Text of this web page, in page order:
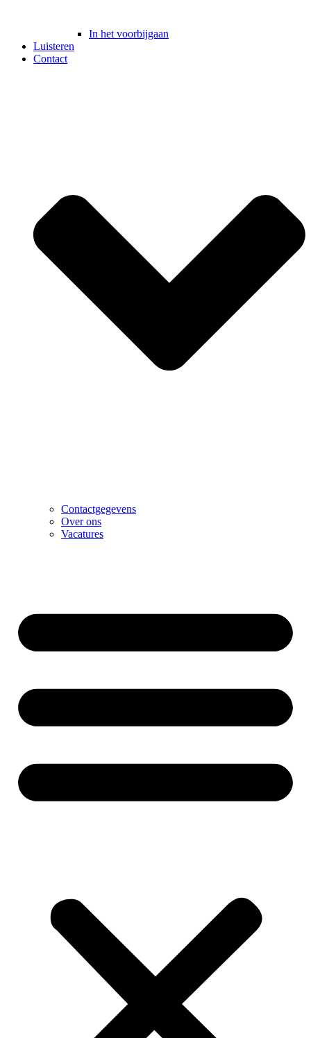
In het voorbijgaan
Luisteren
Contact
Contactgegevens
Over ons
Vacatures